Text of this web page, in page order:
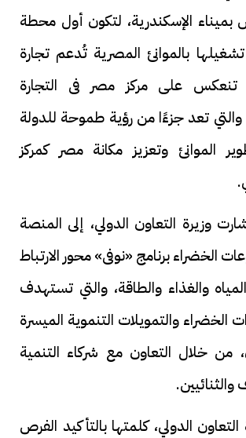
بميناء الإسكندرية، لتكون أول محطة
بالموانئ المصرية تُدعم تجارة
تنعكس على مركز مصر فى التجارة
والتي تعد جزءًا من رؤية طموحة للدولة
الموانئ وتعزيز مكانة مصر كمركز
وزيرة التعاون الدولي، إلى المنصة
الخضراء برنامج «نوفى» محور الارتباط
والغذاء والطاقة، والتي تستهدف
الخضراء والتمويلات التنموية الميسرة
من خلال التعاون مع شركاء التنمية
الدولي، كلمتها بالتأكيد الفرص